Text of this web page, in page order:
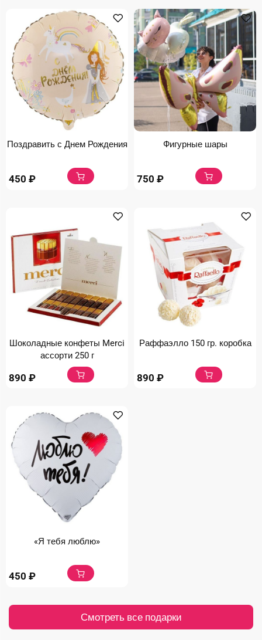
Поздравить с Днем Рождения
450 ₽
Фигурные шары
750 ₽
Шоколадные конфеты Merci
ассорти 250 г
890 ₽
Раффаэлло 150 гр. коробка
890 ₽
«Я тебя люблю»
450 ₽
Смотреть все подарки